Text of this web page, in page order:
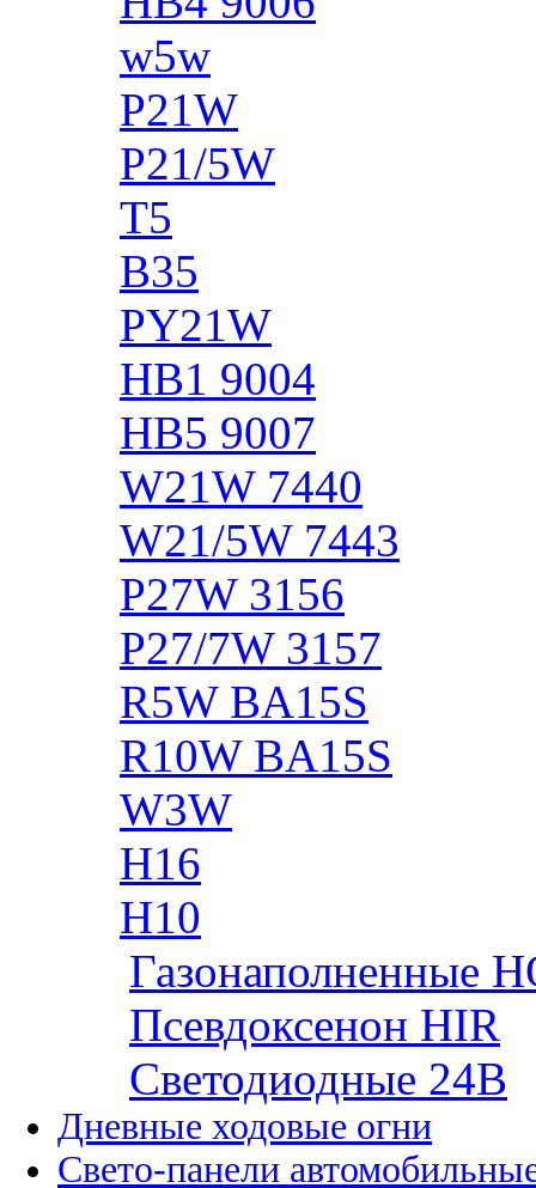
w5w
P21W
P21/5W
T5
B35
PY21W
HB1 9004
HB5 9007
W21W 7440
W21/5W 7443
P27W 3156
P27/7W 3157
R5W BA15S
R10W BA15S
W3W
H16
H10
Газонаполненные
Псевдоксенон HIR
Cветодиодные 24B
Дневные ходовые огни
Свето-панели